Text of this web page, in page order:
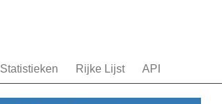
Statistieken Rijke Lijst API